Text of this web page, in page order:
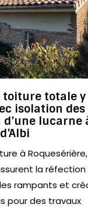
toiture totale y
isolation des
lucarne
à
la réfection
rampants et
pour des travaux